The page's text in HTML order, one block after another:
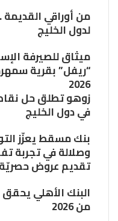
من أوراقي
لدول الخليج
ميثاق للصيرفة
“ريفل” بقرية
2026
في دول الخليج
بنك مسقط يعزّز
وصلالة في تجربة
تقديم عروض
البنك الأهلي
من 2026